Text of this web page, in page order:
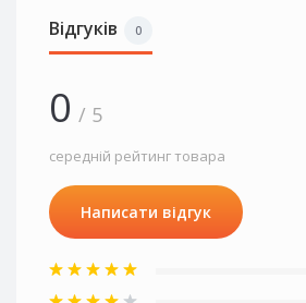
Відгуків 0
0 / 5
середній рейтинг товара
Написати відгук